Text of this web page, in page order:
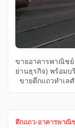
ขายอาคารพาณิชย์
ย่านธุรกิจ) พร้อมบ
ขายตึกแถวทำเล
ทาง พิกัดทำเลทอ
ตึกแถว-อาคารพาณิ